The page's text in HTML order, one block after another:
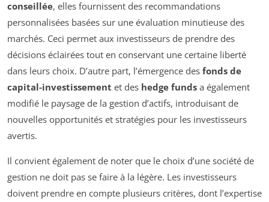
conseillée, elles fournissent des recommandations
personnalisées basées sur une évaluation minutieuse des
marchés. Ceci permet aux investisseurs de prendre des
décisions éclairées tout en conservant une certaine liberté
dans leurs choix. D’autre part, l’émergence des fonds de
capital-investissement et des hedge funds a également
modifié le paysage de la gestion d’actifs, introduisant de
nouvelles opportunités et stratégies pour les investisseurs
avertis.
Il convient également de noter que le choix d’une société de
gestion ne doit pas se faire à la légère. Les investisseurs
doivent prendre en compte plusieurs critères, dont l’expertise